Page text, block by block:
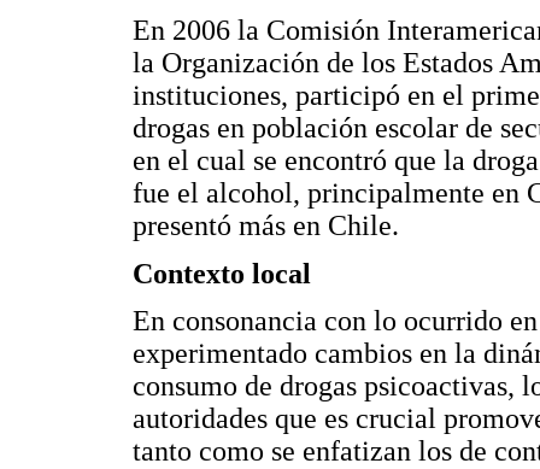
En 2006 la Comisión
la Organización de los Estados
instituciones, participó en el
drogas en población escolar de
en el cual se encontró que la
fue el alcohol, principalmente en
presentó más en Chile.
Contexto local
En consonancia con lo ocurrido
experimentado cambios en la
consumo de drogas psicoactivas,
autoridades que es crucial
tanto como se enfatizan los de